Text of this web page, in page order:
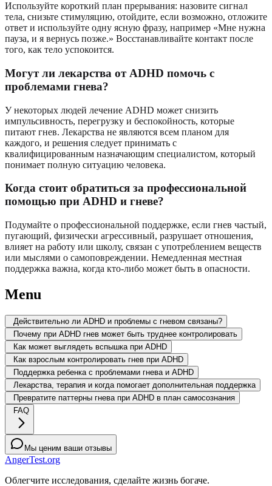
Используйте короткий план прерывания: назовите сигнал
тела, снизьте стимуляцию, отойдите, если возможно, отложите
ответ и используйте одну ясную фразу, например «Мне нужна
пауза, и я вернусь позже.» Восстанавливайте контакт после
того, как тело успокоится.
Могут ли лекарства от ADHD помочь с
проблемами гнева?
У некоторых людей лечение ADHD может снизить
импульсивность, перегрузку и беспокойность, которые
питают гнев. Лекарства не являются всем планом для
каждого, и решения следует принимать с
квалифицированным назначающим специалистом, который
понимает полную ситуацию человека.
Когда стоит обратиться за профессиональной
помощью при ADHD и гневе?
Подумайте о профессиональной поддержке, если гнев частый,
пугающий, физически агрессивный, разрушает отношения,
влияет на работу или школу, связан с употреблением веществ
или мыслями о самоповреждении. Немедленная местная
поддержка важна, когда кто-либо может быть в опасности.
Menu
Действительно ли ADHD и проблемы с гневом связаны?
Почему при ADHD гнев может быть труднее контролировать
Как может выглядеть вспышка при ADHD
Как взрослым контролировать гнев при ADHD
Поддержка ребенка с проблемами гнева и ADHD
Лекарства, терапия и когда помогает дополнительная поддержка
Превратите паттерны гнева при ADHD в план самосознания
FAQ
Мы ценим ваши отзывы
AngerTest.org
Облегчите исследования, сделайте жизнь богаче.